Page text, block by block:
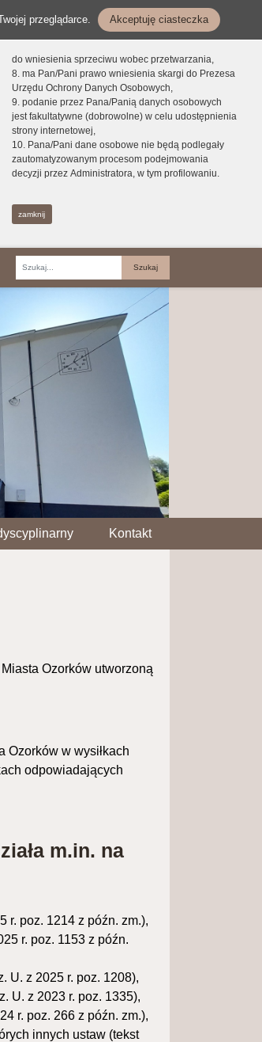
przeglądarce. Akceptuję ciasteczka
do wniesienia sprzeciwu wobec przetwarzania,
8. ma Pan/Pani prawo wniesienia skargi do Prezesa
Urzędu Ochrony Danych Osobowych,
9. podanie przez Pana/Panią danych osobowych
jest fakultatywne (dobrowolne) w celu udostępnienia
strony internetowej,
10. Pana/Pani dane osobowe nie będą podlegały
zautomatyzowanym procesom podejmowania
decyzji przez Administratora, w tym profilowaniu.
zamknij
Fraza
Kontakt
Ozorków utworzoną
Ozorków w wysiłkach
odpowiadających
m.in. na
r. poz. 1214 z późn. zm.),
r. poz. 1153 z późn.
U. z 2025 r. poz. 1208),
U. z 2023 r. poz. 1335),
r. poz. 266 z późn. zm.),
innych ustaw (tekst